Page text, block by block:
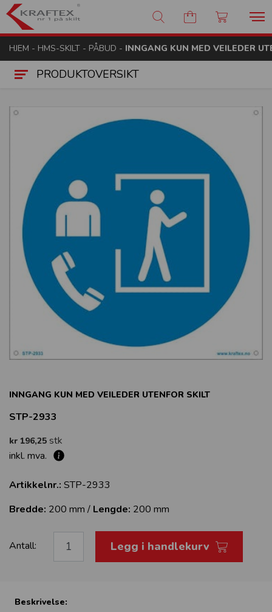
Kraftex - nr 1 på skilt
HJEM - HMS-SKILT - PÅBUD - INNGANG KUN MED VEILEDER
PRODUKTOVERSIKT
INNGANG KUN MED VEILEDER UTENFOR SKILT
STP-2933
kr 196,25 stk
inkl. mva.
Artikkelnr.: STP-2933
Bredde: 200 mm / Lengde: 200 mm
Antall: Legg i handlekurv
Beskrivelse: